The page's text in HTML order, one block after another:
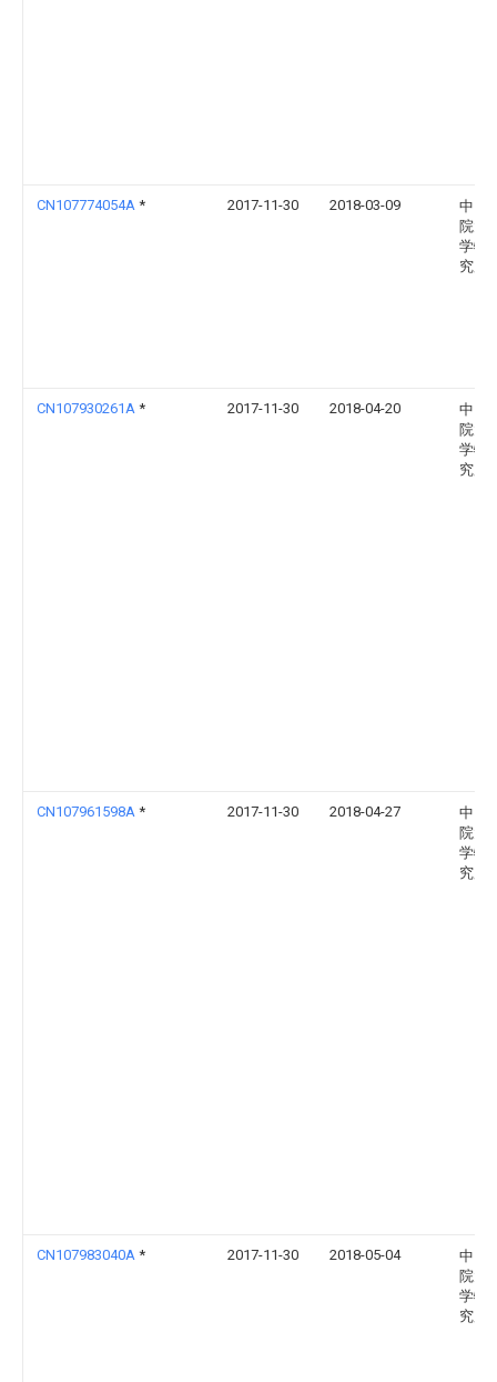
CN107774054A * 2017-11-30 2018-03-09
中国
院大
学物
究所
CN107930261A * 2017-11-30 2018-04-20
中国
院大
学物
究所
CN107961598A * 2017-11-30 2018-04-27
中国
院大
学物
究所
CN107983040A * 2017-11-30 2018-05-04
中国
院大
学物
究所